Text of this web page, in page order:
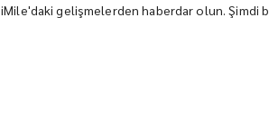
iMile'daki gelişmelerden haberdar olun. Şimdi